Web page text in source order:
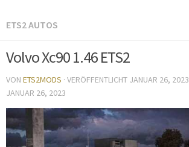
ETS2 AUTOS
Volvo Xc90 1.46 ETS2
VON ETS2MODS · VERÖFFENTLICHT JANUAR 26, 2023
JANUAR 26, 2023